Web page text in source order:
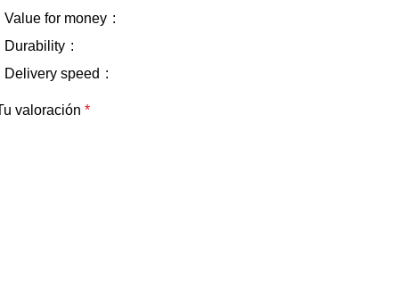
Value for money
Durability
Delivery speed
valoración *